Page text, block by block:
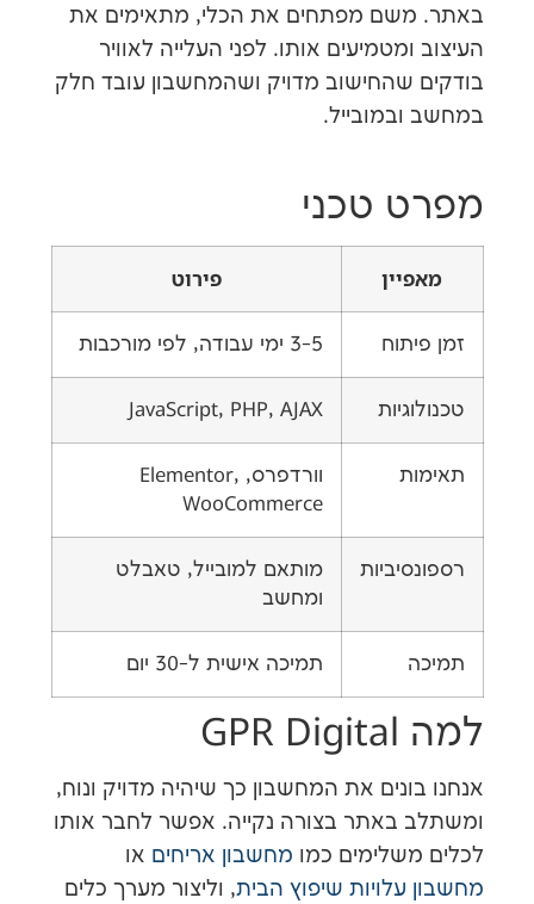
מפתחים את הכלי, מתאימים את
אותו. לפני העלייה לאוויר
מדויק ושהמחשבון עובד חלק
טכני
3-5 ימי עבודה, לפי מורכבות
JavaScript, PHP, AJAX
וורדפרס, Elementor,
WooCommerce
מותאם למובייל, טאבלט
תמיכה אישית ל-30 יום
את המחשבון כך שיהיה מדויק ונוח,
באתר בצורה נקייה. אפשר לחבר אותו
כמומחשבון אריחיםאו
שיפוץ הבית, וליצור מערך כלים